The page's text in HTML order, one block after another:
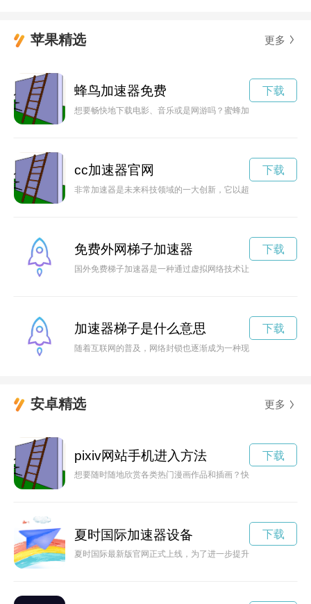
苹果精选 更多
蜂鸟加速器免费
想要畅快地下载电影、音乐或是网游吗？蜜蜂加速器可以帮助
下载
cc加速器官网
非常加速器是未来科技领域的一大创新，它以超快的速度推动
下载
免费外网梯子加速器
国外免费梯子加速器是一种通过虚拟网络技术让用户突破地理
下载
加速器梯子是什么意思
随着互联网的普及，网络封锁也逐渐成为一种现实。而现在，
下载
安卓精选 更多
pixiv网站手机进入方法
想要随时随地欣赏各类热门漫画作品和插画？快来学习如何下
下载
夏时国际加速器设备
夏时国际最新版官网正式上线，为了进一步提升用户体验和服
下载